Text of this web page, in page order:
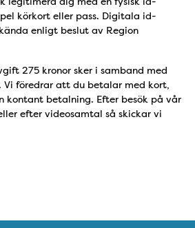
körkort eller pass. Digitala id-
enligt beslut av Region
275 kronor sker i samband med
Vi föredrar att du betalar med kort,
kontant betalning. Efter besök på vår
efter videosamtal så skickar vi